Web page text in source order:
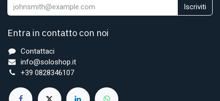
Iscriviti
Entra in contatto con noi
Contattaci
info@soloshop.it
+39 0828346107